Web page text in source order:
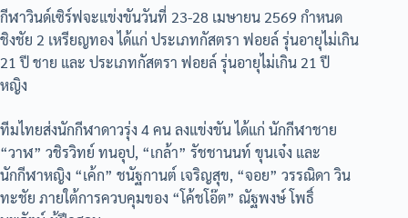
กีฬาวินด์เซิร์ฟจะแข่งขันวันที่ 23-28 เมษายน 2569 กำหนด
ชิงชัย 2 เหรียญทอง ได้แก่ ประเภทกัสตรา ฟอยล์ รุ่นอายุไม่เกิน
21 ปี ชาย และ ประเภทกัสตรา ฟอยล์ รุ่นอายุไม่เกิน 21 ปี
หญิง
ทีมไทยส่งนักกีฬาดาวรุ่ง 4 คน ลงแข่งขัน ได้แก่ นักกีฬาชาย
“วาฬ” วชิรวิทย์ ทนอุป, “เกล้า” รัชชานนท์ ขุนเจ๋ง และ
นักกีฬาหญิง “เค้ก” ชนัฐกานต์ เจริญสุข, “จอย” วรรณิดา วิน
ทะชัย ภายใต้การควบคุมของ “โค้ชโอ๊ต” ณัฐพงษ์ โพธิ์